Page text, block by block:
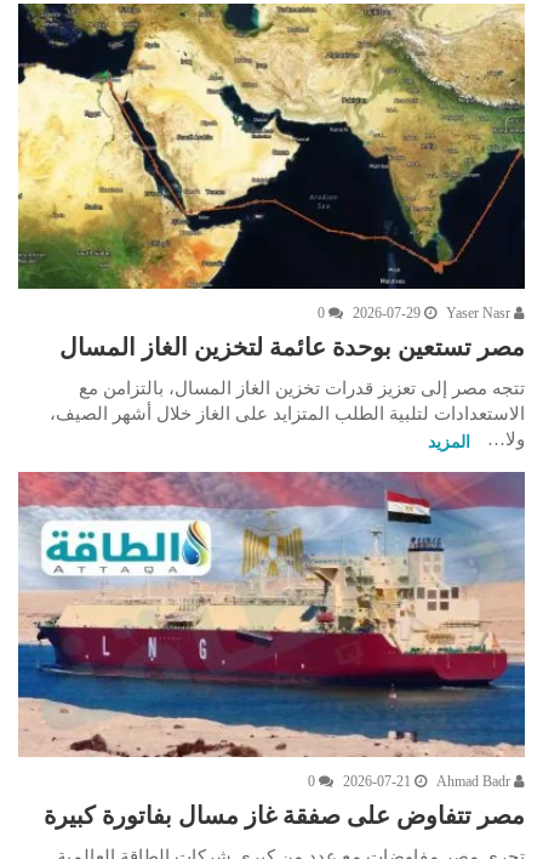
2026-07-29
0
مصر تستعين بوحدة عائمة لتخزين الغاز المسال
تتجه مصر إلى تعزيز قدرات تخزين الغاز المسال، بالتزامن مع
الاستعدادات لتلبية الطلب المتزايد على الغاز خلال أشهر الصيف،
ولا…
المزيد
2026-07-21
0
مصر تتفاوض على صفقة غاز مسال بفاتورة كبيرة